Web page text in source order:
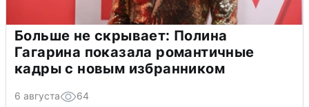
Больше не скрывает: Полина
Гагарина показала романтичные
кадры с новым избранником
6 августа 64